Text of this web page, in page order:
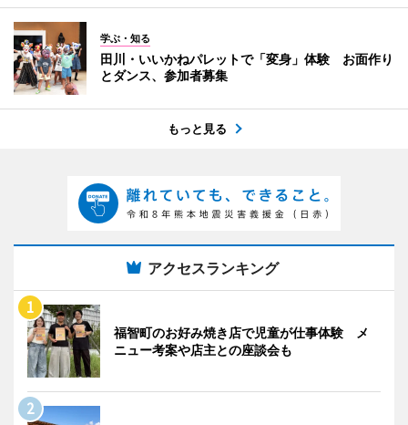
学ぶ・知る
田川・いいかねパレットで「変身」体験 お面作り
とダンス、参加者募集
もっと見る
アクセスランキング
福智町のお好み焼き店で児童が仕事体験 メ
ニュー考案や店主との座談会も